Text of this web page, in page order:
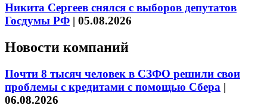
Никита Сергеев снялся с выборов депутатов
Госдумы РФ | 05.08.2026
Новости компаний
Почти 8 тысяч человек в СЗФО решили свои
проблемы с кредитами с помощью Сбера |
06.08.2026